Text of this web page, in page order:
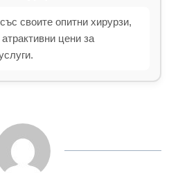
своите опитни хирурзи,
цени за